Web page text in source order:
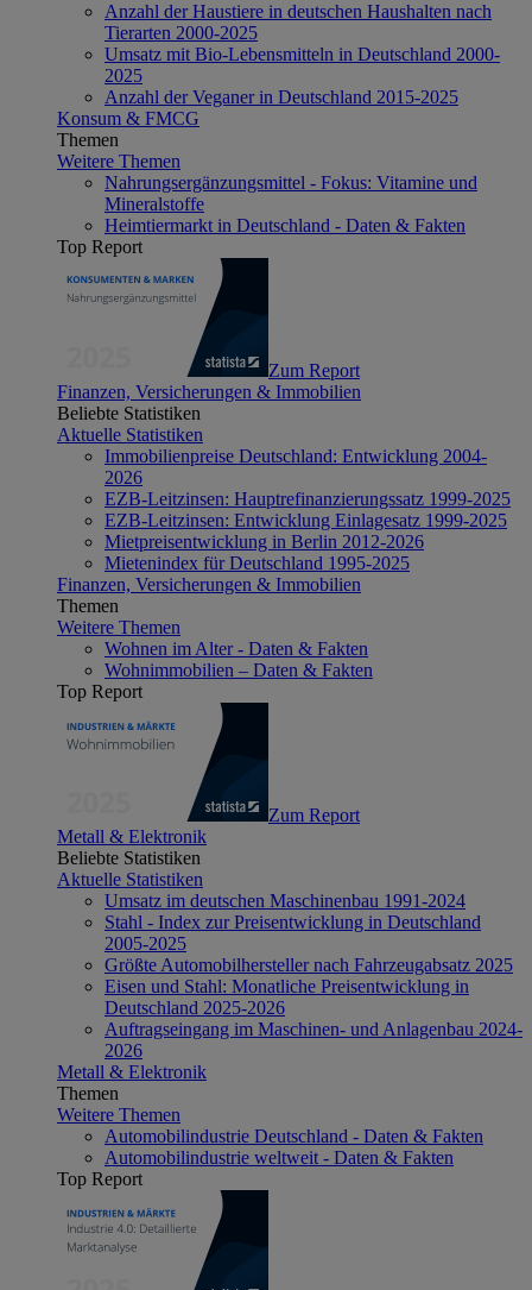
Anzahl der Haustiere in deutschen Haushalten nach
Tierarten 2000-2025
Umsatz mit Bio-Lebensmitteln in Deutschland 2000-
2025
Anzahl der Veganer in Deutschland 2015-2025
Konsum & FMCG
Themen
Weitere Themen
Nahrungsergänzungsmittel - Fokus: Vitamine und
Mineralstoffe
Heimtiermarkt in Deutschland - Daten & Fakten
Top Report
Zum Report
Finanzen, Versicherungen & Immobilien
Beliebte Statistiken
Aktuelle Statistiken
Immobilienpreise Deutschland: Entwicklung 2004-
2026
EZB-Leitzinsen: Hauptrefinanzierungssatz 1999-2025
EZB-Leitzinsen: Entwicklung Einlagesatz 1999-2025
Mietpreisentwicklung in Berlin 2012-2026
Mietenindex für Deutschland 1995-2025
Finanzen, Versicherungen & Immobilien
Themen
Weitere Themen
Wohnen im Alter - Daten & Fakten
Wohnimmobilien – Daten & Fakten
Top Report
Zum Report
Metall & Elektronik
Beliebte Statistiken
Aktuelle Statistiken
Umsatz im deutschen Maschinenbau 1991-2024
Stahl - Index zur Preisentwicklung in Deutschland
2005-2025
Größte Automobilhersteller nach Fahrzeugabsatz 2025
Eisen und Stahl: Monatliche Preisentwicklung in
Deutschland 2025-2026
Auftragseingang im Maschinen- und Anlagenbau 2024-
2026
Metall & Elektronik
Themen
Weitere Themen
Automobilindustrie Deutschland - Daten & Fakten
Automobilindustrie weltweit - Daten & Fakten
Top Report